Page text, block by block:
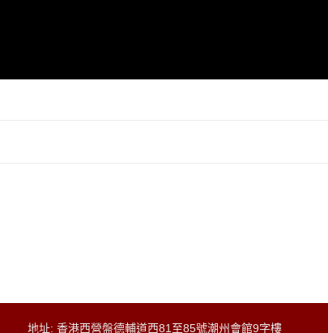
地址: 香港西營盤德輔道西81至85號潮州會館9字樓